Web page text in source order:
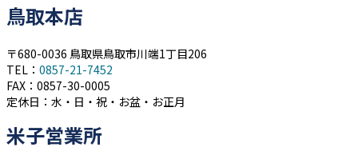
鳥取本店
〒680-0036 鳥取県鳥取市川端1丁目206
TEL： 0857-21-7452
FAX：0857-30-0005
定休日：水・日・祝・お盆・お正月
米子営業所